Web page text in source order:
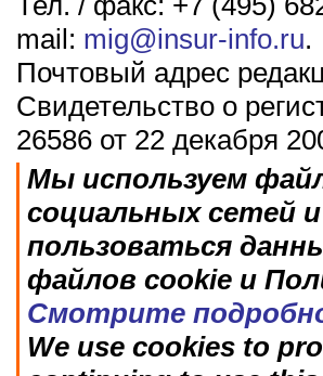
mail: mig@insur-info.ru.
Почтовый адрес
Свидетельство о
26586 от 22 декабря
Мы используем
социальных сетей
пользоваться
файлов cookie и
Смотрите
We use cookies to